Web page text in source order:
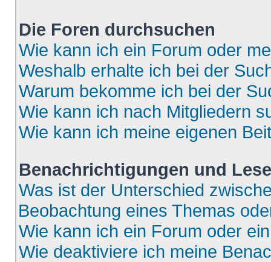
Die Foren durchsuchen
Wie kann ich ein Forum oder
Weshalb erhalte ich bei der
Warum bekomme ich bei der
Wie kann ich nach Mitgliedern
Wie kann ich meine eigenen
Benachrichtigungen und
Was ist der Unterschied
Beobachtung eines Themas
Wie kann ich ein Forum oder
Wie deaktiviere ich meine